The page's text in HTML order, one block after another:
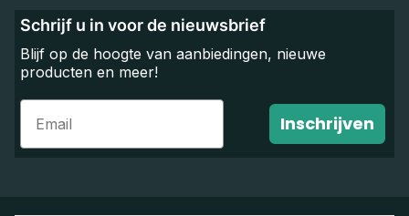
Schrijf u in voor de nieuwsbrief
Blijf op de hoogte van aanbiedingen, nieuwe
producten en meer!
Email
Inschrijven